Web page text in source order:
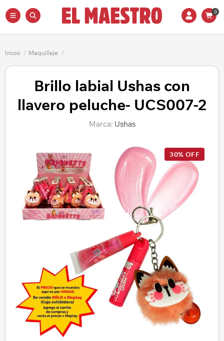
0
Inicio / Maquillaje /
Brillo labial Ushas con
llavero peluche- UCS007-2
Marca: Ushas
30% OFF